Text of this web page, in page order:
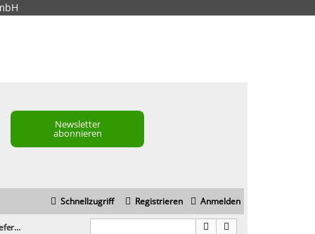
Newsletter
abonnieren
Schnellzugriff Anmelden
Registrieren
Google Ads Auslieferung unregelmäßig?